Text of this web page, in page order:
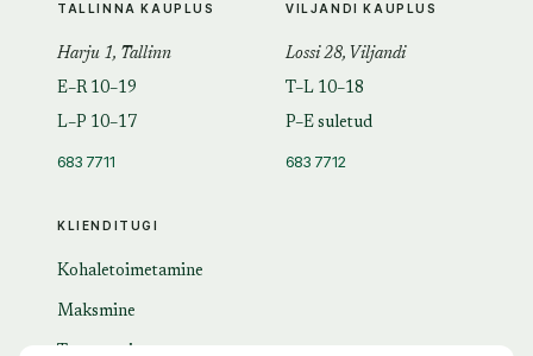
KLIENDITUGI
Kohaletoimetamine
Maksmine
TALLINNA KAUPLUS
Harju 1, Tallinn
E–R 10–19
L–P 10–17
683 7711
VILJANDI KAUPLUS
Lossi 28, Viljandi
T–L 10–18
P–E suletud
683 7712